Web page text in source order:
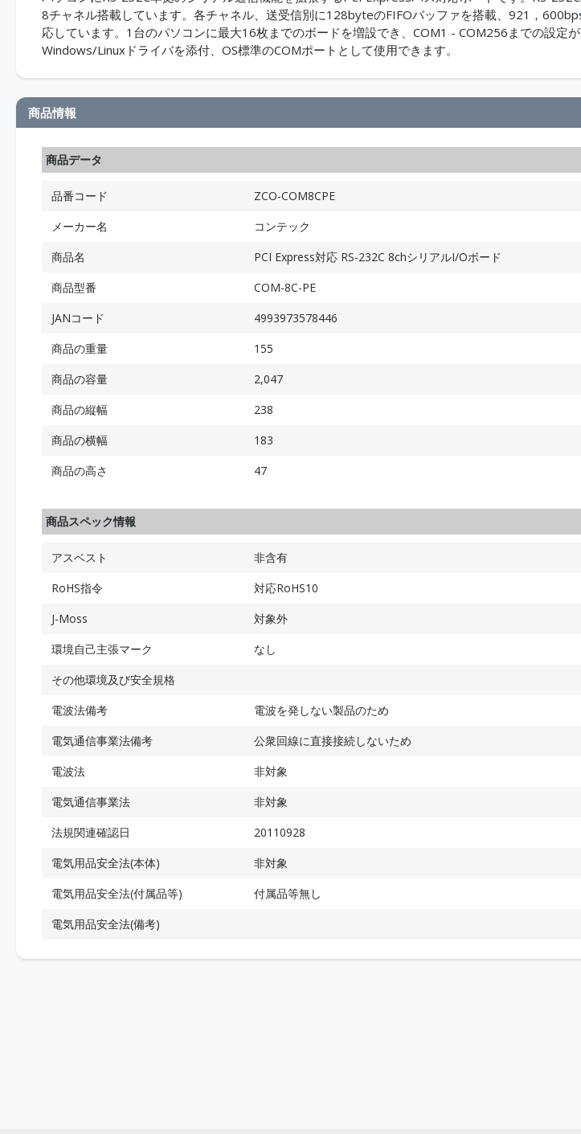
8チャネル搭載しています。各チャネル、送受信別に128byteのFIFOバッファを搭載、921，
応しています。1台のパソコンに最大16枚までのボードを増設でき、COM1 - COM256までの設定が
Windows/Linuxドライバを添付、OS標準のCOMポートとして使用できます。
商品情報
商品データ
品番コード
ZCO-COM8CPE
メーカー名
コンテック
商品名
PCI Express対応 RS-232C 8chシリアルI/Oボード
商品型番
COM-8C-PE
JANコード
4993973578446
商品の重量
155
商品の容量
2,047
商品の縦幅
238
商品の横幅
183
商品の高さ
47
商品スペック情報
アスベスト
非含有
RoHS指令
対応RoHS10
J-Moss
対象外
環境自己主張マーク
なし
その他環境及び安全規格
電波法備考
電波を発しない製品のため
電気通信事業法備考
公衆回線に直接接続しないため
電波法
非対象
電気通信事業法
非対象
法規関連確認日
20110928
電気用品安全法(本体)
非対象
電気用品安全法(付属品等)
付属品等無し
電気用品安全法(備考)